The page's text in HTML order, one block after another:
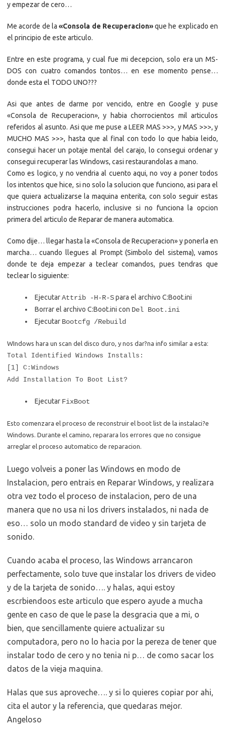
y empezar de cero…
Me acorde de la«Consola de Recuperacion»que he explicado en
el principio de este articulo.
Entre en este programa, y cual fue mi decepcion, solo era un MS-
DOS con cuatro comandos tontos… en ese momento pense…
donde esta el TODO UNO???
Asi que antes de darme por vencido, entre en Google y puse
«Consola de Recuperacion», y habia chorrocientos mil articulos
referidos al asunto. Asi que me puse a LEER MAS >>>, y MAS >>>, y
MUCHO MAS >>>, hasta que al final con todo lo que habia leido,
consegui hacer un potaje mental del carajo, lo consegui ordenar y
consegui recuperar las Windows, casi restaurandolas a mano.
Como es logico, y no vendria al cuento aqui, no voy a poner todos
los intentos que hice, si no solo la solucion que funciono, asi para el
que quiera actualizarse la maquina enterita, con solo seguir estas
instrucciones podra hacerlo, inclusive si no funciona la opcion
primera del articulo de Reparar de manera automatica.
Como dije… llegar hasta la «Consola de Recuperacion» y ponerla en
marcha… cuando llegues al Prompt (Simbolo del sistema), vamos
donde te deja empezar a teclear comandos, pues tendras que
teclear lo siguiente:
EjecutarAttrib -H-R-Spara el archivo C:Boot.ini
Borrar el archivo C:Boot.ini con Del Boot.ini
Ejecutar Bootcfg /Rebuild
WIndows hara un scan del disco duro, y nos dar?na info similar a esta:
Total Identified Windows Installs:
[1] C:Windows
Add Installation To Boot List?
Ejecutar FixBoot
Esto comenzara el proceso de reconstruir el boot list de la instalaci?e
Windows. Durante el camino, reparara los errores que no consigue
arreglar el proceso automatico de reparacion.
Luego volveis a poner las Windows en modo de
Instalacion, pero entrais en Reparar Windows, y realizara
otra vez todo el proceso de instalacion, pero de una
manera que no usa ni los drivers instalados, ni nada de
eso… solo un modo standard de video y sin tarjeta de
sonido.
Cuando acaba el proceso, las Windows arrancaron
perfectamente, solo tuve que instalar los drivers de video
y de la tarjeta de sonido…. y halas, aqui estoy
escrbiendoos este articulo que espero ayude a mucha
gente en caso de que le pase la desgracia que a mi, o
bien, que sencillamente quiere actualizar su
computadora, pero no lo hacia por la pereza de tener que
instalar todo de cero y no tenia ni p… de como sacar los
datos de la vieja maquina.
Halas que sus aproveche…. y si lo quieres copiar por ahi,
cita el autor y la referencia, que quedaras mejor.
Angeloso